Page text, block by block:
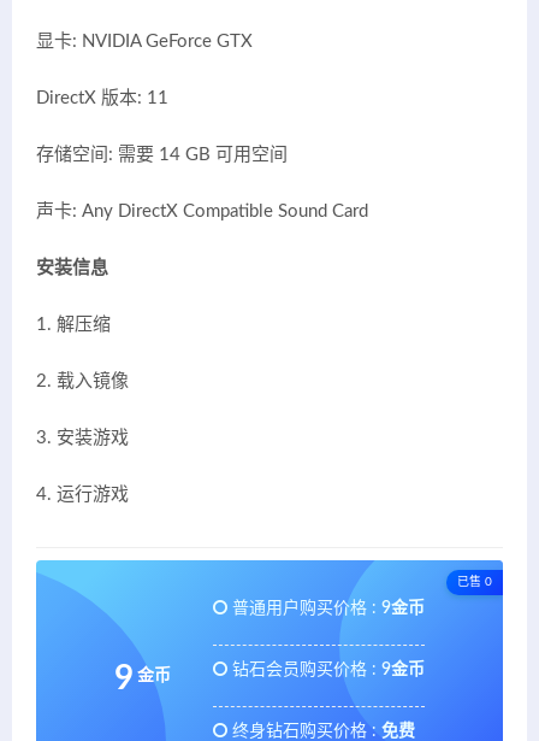
显卡: NVIDIA GeForce GTX
DirectX 版本: 11
存储空间: 需要 14 GB 可用空间
声卡: Any DirectX Compatible Sound Card
安装信息
1. 解压缩
2. 载入镜像
3. 安装游戏
4. 运行游戏
已售 0
9 金币
普通用户购买价格 : 9金币
钻石会员购买价格 : 9金币
终身钻石购买价格 : 免费